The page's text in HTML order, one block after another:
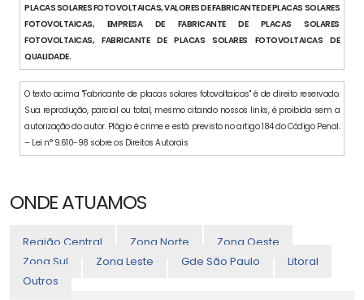
PLACAS SOLARES FOTOVOLTAICAS, VALORES DE FABRICANTE DE PLACAS SOLARES
FOTOVOLTAICAS, EMPRESA DE FABRICANTE DE PLACAS SOLARES
FOTOVOLTAICAS, FABRICANTE DE PLACAS SOLARES FOTOVOLTAICAS DE
QUALIDADE.
O texto acima "Fabricante de placas solares fotovoltaicas" é de direito reservado.
Sua reprodução, parcial ou total, mesmo citando nossos links, é proibida sem a
autorização do autor. Plágio é crime e está previsto no artigo 184 do Código Penal.
– Lei n° 9.610-98 sobre os Direitos Autorais
ONDE ATUAMOS
Região Central Zona Norte
Zona Oeste
Zona Sul
Zona Leste Gde São Paulo
Litoral
Outros